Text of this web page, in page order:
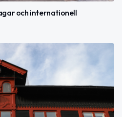
och internationell